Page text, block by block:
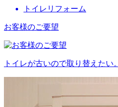
トイレリフォーム
お客様のご要望
トイレが古いので取り替えたい。